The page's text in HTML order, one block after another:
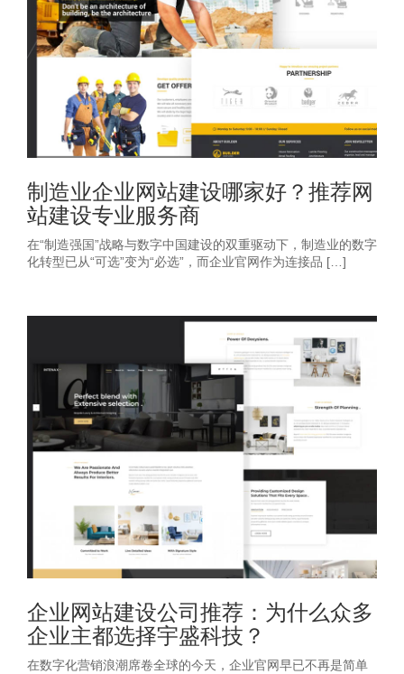
制造业企业网站建设哪家好？推荐网
站建设专业服务商
在“制造强国”战略与数字中国建设的双重驱动下，制造业的数字
化转型已从“可选”变为“必选”，而企业官网作为连接品 […]
企业网站建设公司推荐：为什么众多
企业主都选择宇盛科技？
在数字化营销浪潮席卷全球的今天，企业官网早已不再是简单